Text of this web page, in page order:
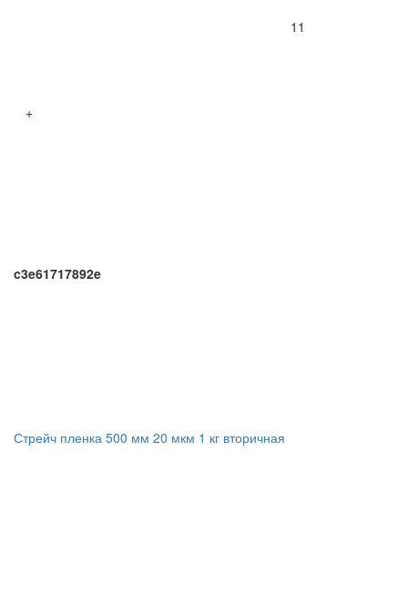
11
+
c3e61717892e
Стрейч пленка 500 мм 20 мкм 1 кг вторичная